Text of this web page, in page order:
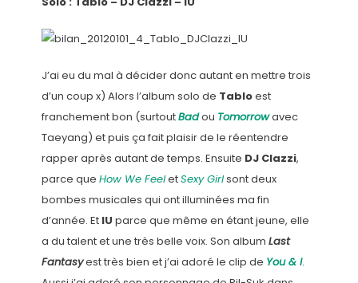
J’ai eu du mal à décider donc autant en mettre trois
d’un coup x) Alors l’album solo de Tabloest
franchement bon (surtoutBadou Tomorrowavec
Taeyang) et puis ça fait plaisir de le réentendre
rapper après autant de temps. Ensuite DJ Clazzi,
parce que How We FeeletSexy Girlsont deux
bombes musicales qui ont illuminées ma fin
d’année. Et IU parce que même en étant jeune, elle
a du talent et une très belle voix. Son album Last
Fantasyest très bien et j’ai adoré le clip de You & I.